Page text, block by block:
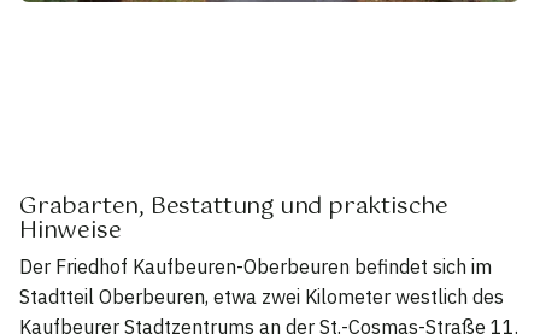
Grabarten, Bestattung und praktische
Hinweise
Der Friedhof Kaufbeuren-Oberbeuren befindet sich im
Stadtteil Oberbeuren, etwa zwei Kilometer westlich des
Kaufbeurer Stadtzentrums an der St.-Cosmas-Straße 11.